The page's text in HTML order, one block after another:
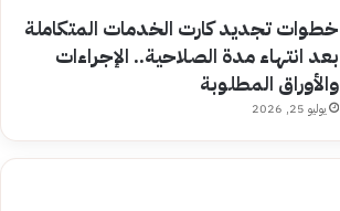
خطوات تجديد كارت الخدمات المتكاملة
بعد انتهاء مدة الصلاحية.. الإجراءات
والأوراق المطلوبة
يوليو 25, 2026